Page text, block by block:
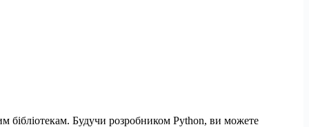
бібліотекам. Будучи розробником Python, ви можете